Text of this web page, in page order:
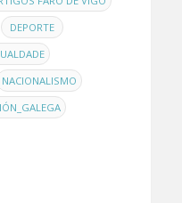
DEPORTE ,
,
NACIONALISMO ,
,